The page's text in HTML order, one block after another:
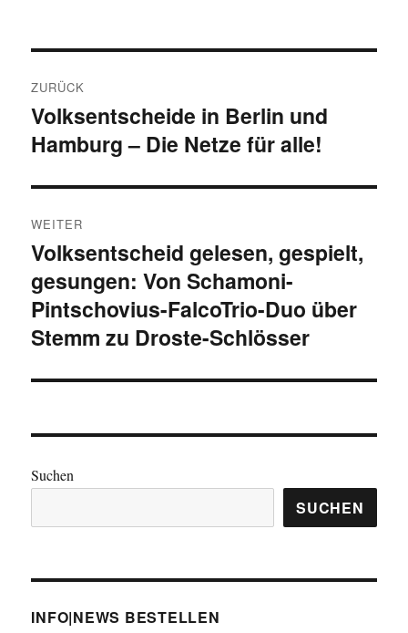
ZURÜCK
Vorheriger
Beitrag:
Volksentscheide in Berlin und
Hamburg – Die Netze für alle!
WEITER
Nächster
Beitrag:
Volksentscheid gelesen, gespielt,
gesungen: Von Schamoni-
Pintschovius-FalcoTrio-Duo über
Stemm zu Droste-Schlösser
Suchen
SUCHEN
INFO|NEWS BESTELLEN